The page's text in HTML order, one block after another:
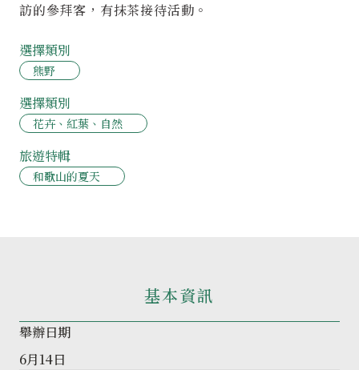
訪的參拜客，有抹茶接待活動。
選擇類別
熊野
選擇類別
花卉、紅葉、自然
旅遊特輯
和歌山的夏天
基本資訊
舉辦日期
6月14日